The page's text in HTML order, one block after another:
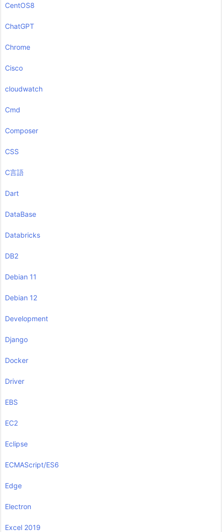
CentOS8
ChatGPT
Chrome
Cisco
cloudwatch
Cmd
Composer
CSS
C言語
Dart
DataBase
Databricks
DB2
Debian 11
Debian 12
Development
Django
Docker
Driver
EBS
EC2
Eclipse
ECMAScript/ES6
Edge
Electron
Excel 2019